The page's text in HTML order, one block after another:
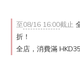
至08/16 16:00截止
折！
全店，消費滿